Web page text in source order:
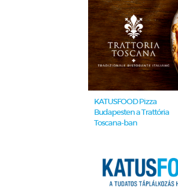
KATUSFOOD Pizza
Budapesten a Trattória
Toscana-ban